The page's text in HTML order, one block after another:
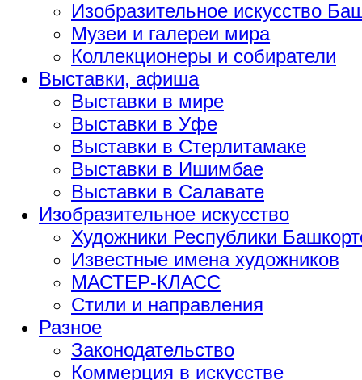
Изобразительное искусство
Музеи и галереи мира
Коллекционеры и собиратели
Выставки, афиша
Выставки в мире
Выставки в Уфе
Выставки в Стерлитамаке
Выставки в Ишимбае
Выставки в Салавате
Изобразительное искусство
Художники Республики
Известные имена художников
МАСТЕР-КЛАСС
Стили и направления
Разное
Законодательство
Коммерция в искусстве